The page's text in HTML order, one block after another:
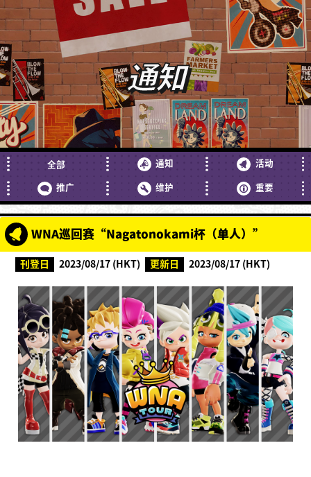
通知
全部 通知
活动
推广
维护 重要
WNA巡回赛“Nagatonokami杯（单人）”
刊登日 2023/08/17 (HKT) 更新日 2023/08/17 (HKT)